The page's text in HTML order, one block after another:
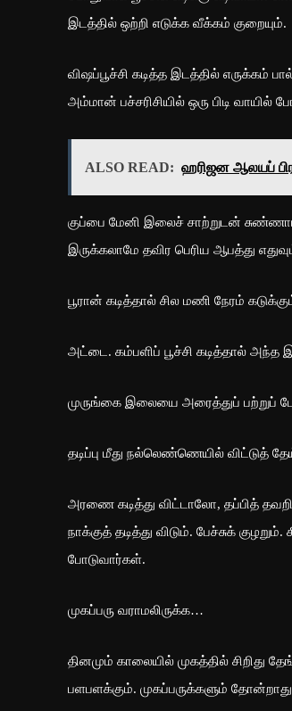
இடத்தில் ஒற்றி எடுக்க வீக்கம் குறையும்.
விஷப்பூச்சி கடித்த இடத்தில் எருக்கம்
அம்மான் பச்சரிசியில் ஒரு பிடி
ALSO READ: ஹரிஜன ஆலயப்
குப்பை மேனி இலைச் சாற்றுடன்
இருக்கலாமே தவிர பெரிய ஆபத்து
பூரான் கடித்தால் சில மணி நேரம்
அட்டை. கம்பளிப் பூச்சி கடித்தால் அந்த
முருங்கை இலையை அரைத்துப் பற்றுப்
தடிப்பு மீது நல்லெண்ணெயில் விட்டுத்
அரணை கடித்து விட்டாலோ, தப்பித்
நாக்குத் தடித்து விடும். பேச்சுக்
போடுவார்கள்.
முகப்பரு வராமலிருக்க…
தினமும் காலையில் முகத்தில் சிறிது
பளபளக்கும். முகப்பருக்களும்